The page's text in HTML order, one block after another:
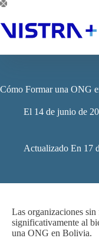
Saltar
contenido
Cómo Formar una ONG
El 14 de junio de
Actualizado En 17
Las organizaciones
significativamente al
una ONG en Bolivia.